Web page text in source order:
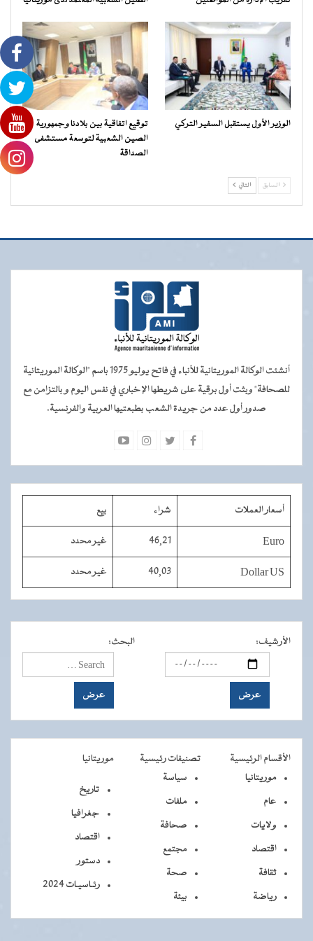
الوزير الأول يستقبل السفير التركي
توقيع اتفاقية بين بلادنا وجمهورية
الصين الشعبية لتوسعة مستشفى
الصداقة
السابق التالي
أنشئت الوكالة الموريتانية للأنباء في فاتح يوليو 1975 باسم "الوكالة الموريتانية
للصحافة" وبثت أول برقية على شريطها الإخباري في نفس اليوم و بالتزامن مع
صدور أول عدد من جريدة الشعب بطبعتيها العربية والفرنسية.
أسعار العملات شراء بيع
Euro
46,21 غير محدد
Dollar US
40,03 غير محدد
الأرشيف: البحث:
الأقسام الرئيسية تصنيفات رئيسية
موريتانيا
موريتانيا
عام
ولايات
اقتصاد
ثقافة
رياضة
سياسة
ملفات
صحافة
مجتمع
صحة
بيئة
تاريخ
جغرافيا
اقتصاد
دستور
رئـاسيـات 2024